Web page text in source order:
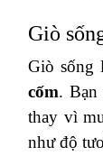
Giò
Giò sống
cốm. Bạn
thay vì
như độ